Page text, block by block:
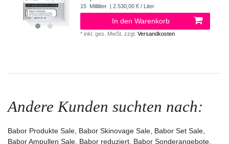
15 Milliliter | 2.530,00 € / Liter
In den Warenkorb
*inkl. ges. MwSt. zzgl.Versandkosten
Andere Kunden suchten nach:
Babor Produkte Sale, Babor Skinovage Sale, Babor Set Sale,
Babor Ampullen Sale, Babor reduziert, Babor Sonderangebote,